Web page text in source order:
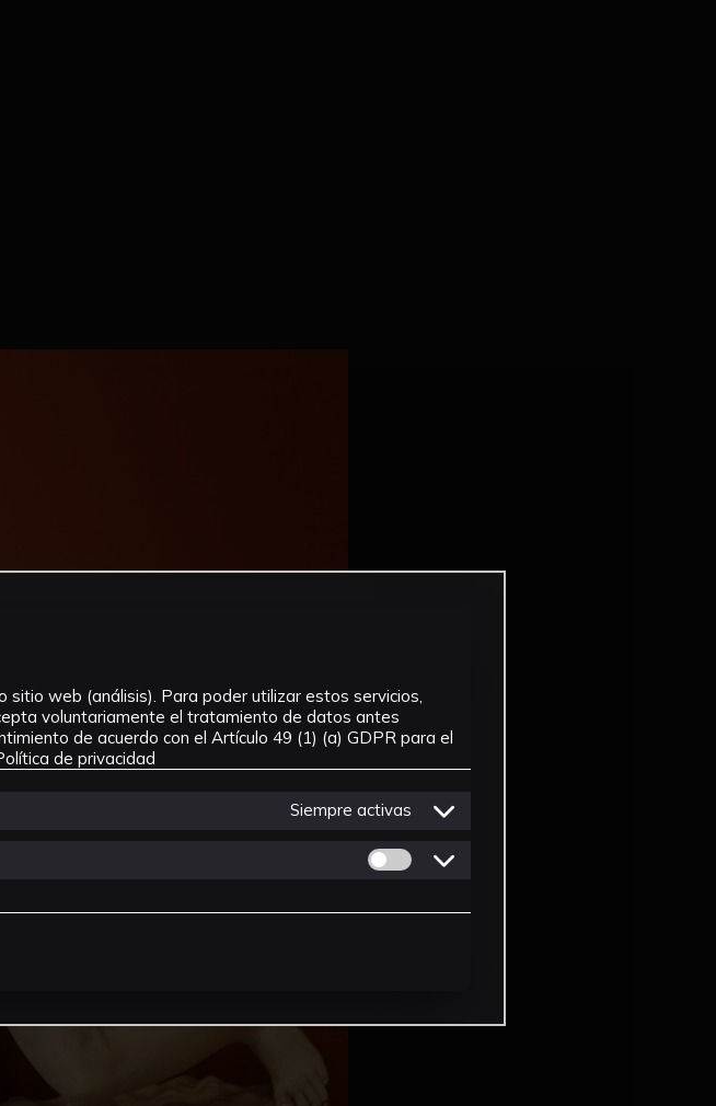
web (análisis). Para poder utilizar estos servicios,
voluntariamente el tratamiento de datos antes
de acuerdo con el Artículo 49 (1) (a) GDPR para el
de privacidad
Siempre activas
Permitir cookies de Personalizacion